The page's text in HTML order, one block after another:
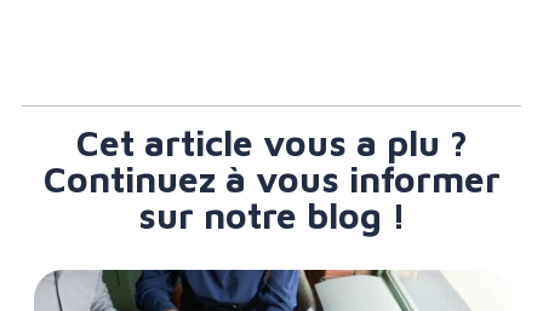
Cet article vous a plu ?
Continuez à vous informer
sur notre blog !